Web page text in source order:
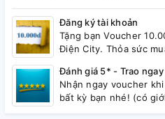
Đăng ký tài khoản
Tặng bạn Voucher
Điện City. Thỏa sức
Đánh giá 5* - Trao
Nhận ngay voucher
bất kỳ bạn nhé! (có